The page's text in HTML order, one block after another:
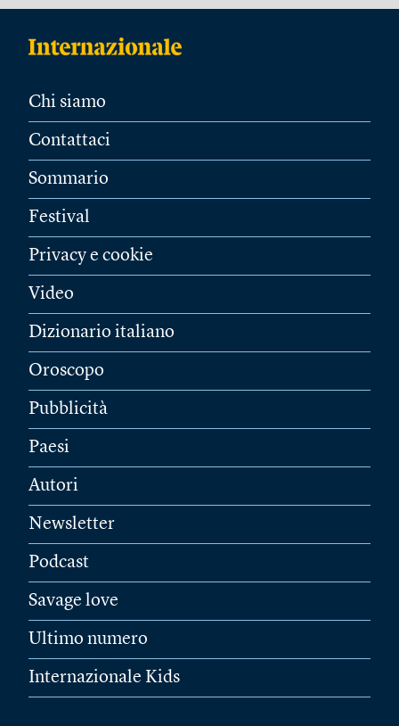
Chi siamo
Contattaci
Sommario
Festival
Privacy e cookie
Video
Dizionario italiano
Oroscopo
Pubblicità
Paesi
Autori
Newsletter
Podcast
Savage love
Ultimo numero
Internazionale Kids